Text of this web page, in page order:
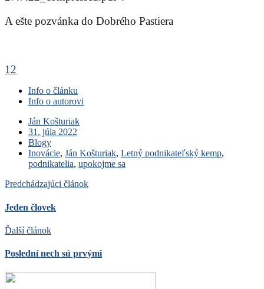
A ešte pozvánka do Dobrého Pastiera
12
Info o článku
Info o autorovi
Ján Košturiak
31. júla 2022
Blogy
Inovácie, Ján Košturiak, Letný podnikateľský kemp,
podnikatelia, upokojme sa
Predchádzajúci článok
Jeden človek
Ďalší článok
Poslední nech sú prvými